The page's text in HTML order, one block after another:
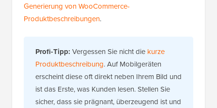
Generierung von WooCommerce-
Produktbeschreibungen.
Profi-Tipp: Vergessen Sie nicht die kurze
Produktbeschreibung. Auf Mobilgeräten
erscheint diese oft direkt neben Ihrem Bild und
ist das Erste, was Kunden lesen. Stellen Sie
sicher, dass sie prägnant, überzeugend ist und